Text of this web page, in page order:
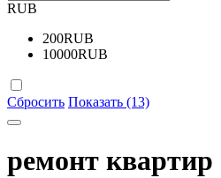
RUB
200RUB
10000RUB
Сбросить Показать (13)
ремонт квартир